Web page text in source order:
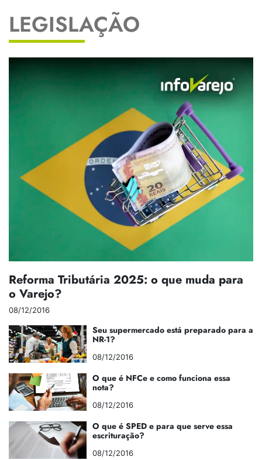
LEGISLAÇÃO
Reforma Tributária 2025: o que muda para
o Varejo?
08/12/2016
Seu supermercado está preparado para a
NR-1?
08/12/2016
O que é NFCe e como funciona essa
nota?
08/12/2016
O que é SPED e para que serve essa
escrituração?
08/12/2016